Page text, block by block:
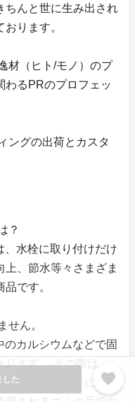
した favorite
ちんと世に生み出され
ります。
材（ヒト/モノ）のプ
わるPRのプロフェッ
ングの出荷とカスタ
？
、水栓に取り付けだけ
、節水等々さまざま
です。
せん。
カルシウムなどで固
ます。 その際は、
り除き、すべりにくく